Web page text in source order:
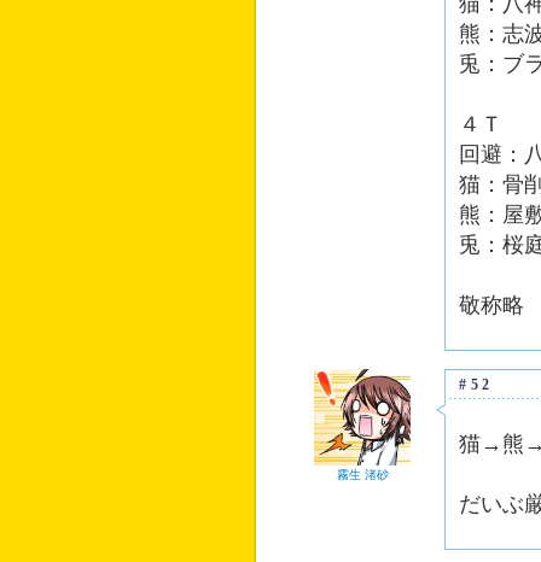
熊：志
兎：ブ
４Ｔ
回避：
猫：骨
熊：屋
兎：桜
敬称略
霧生 渚砂
#52
猫→熊
だいぶ